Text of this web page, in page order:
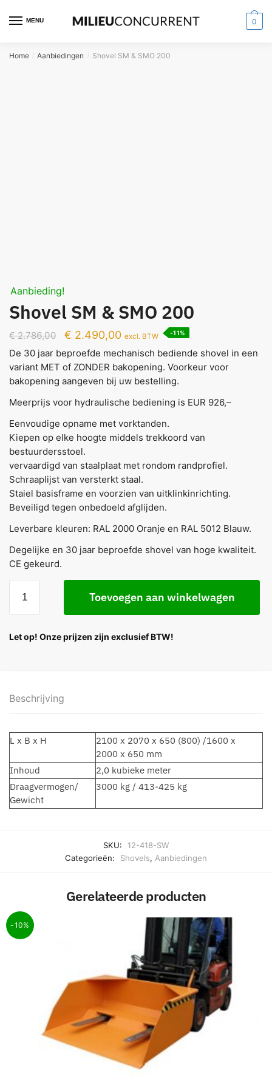
MENU 0
Home / Aanbiedingen / Shovel SM & SMO 200
Aanbieding!
Shovel SM & SMO 200
€2.786,00 € 2.490,00 excl. BTW -11%
De 30 jaar beproefde mechanisch bediende shovel in een
variant MET of ZONDER bakopening. Voorkeur voor
bakopening aangeven bij uw bestelling.
Meerprijs voor hydraulische bediening is EUR 926,–
Eenvoudige opname met vorktanden.
Kiepen op elke hoogte middels trekkoord van
bestuurdersstoel.
vervaardigd van staalplaat met rondom randprofiel.
Schraaplijst van versterkt staal.
Staiel basisframe en voorzien van uitklinkinrichting.
Beveiligd tegen onbedoeld afglijden.
Leverbare kleuren: RAL 2000 Oranje en RAL 5012 Blauw.
Degelijke en 30 jaar beproefde shovel van hoge kwaliteit.
CE gekeurd.
Toevoegen aan winkelwagen
Let op! Onze prijzen zijn exclusief BTW!
Beschrijving
L x B x H
2100 x 2070 x 650 (800) /1600 x
2000 x 650 mm
Inhoud
2,0 kubieke meter
Draagvermogen/
Gewicht
3000 kg / 413-425 kg
SKU:
12-418-SW
Categorieën:
Shovels, Aanbiedingen
Gerelateerde producten
-10%